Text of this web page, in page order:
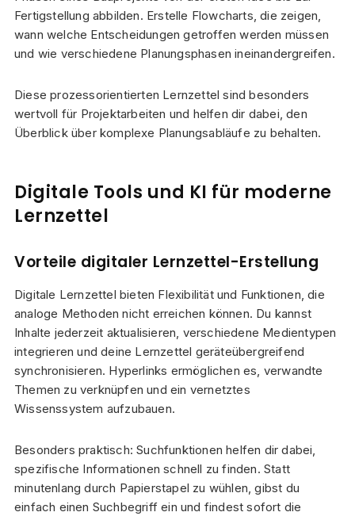
Fertigstellung abbilden. Erstelle Flowcharts, die zeigen,
wann welche Entscheidungen getroffen werden müssen
und wie verschiedene Planungsphasen ineinandergreifen.
Diese prozessorientierten Lernzettel sind besonders
wertvoll für Projektarbeiten und helfen dir dabei, den
Überblick über komplexe Planungsabläufe zu behalten.
Digitale Tools und KI für moderne
Lernzettel
Vorteile digitaler Lernzettel-Erstellung
Digitale Lernzettel bieten Flexibilität und Funktionen, die
analoge Methoden nicht erreichen können. Du kannst
Inhalte jederzeit aktualisieren, verschiedene Medientypen
integrieren und deine Lernzettel geräteübergreifend
synchronisieren. Hyperlinks ermöglichen es, verwandte
Themen zu verknüpfen und ein vernetztes
Wissenssystem aufzubauen.
Besonders praktisch: Suchfunktionen helfen dir dabei,
spezifische Informationen schnell zu finden. Statt
minutenlang durch Papierstapel zu wühlen, gibst du
einfach einen Suchbegriff ein und findest sofort die